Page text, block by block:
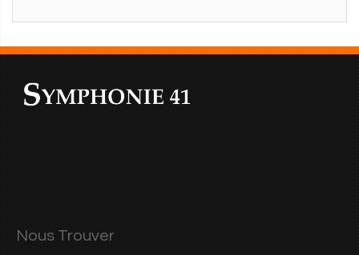
Nous Trouver